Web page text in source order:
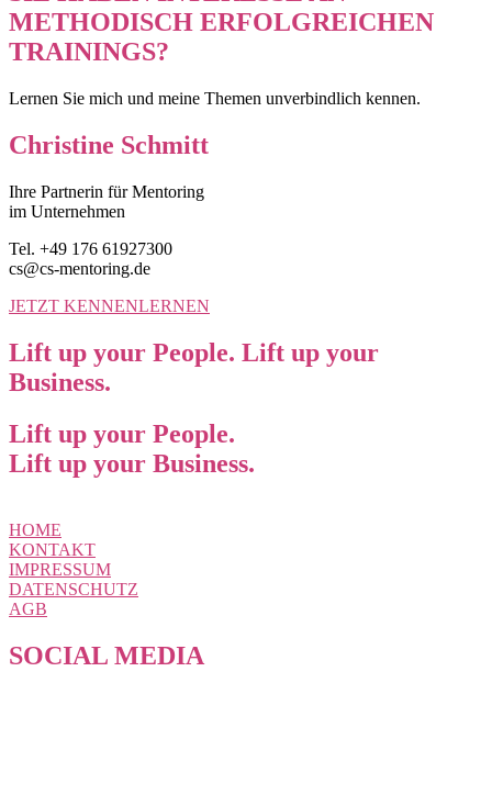
METHODISCH ERFOLGREICHEN
TRAININGS?
Lernen Sie mich und meine Themen unverbindlich kennen.
Christine Schmitt
Ihre Partnerin für Mentoring
im Unternehmen
Tel. +49 176 61927300
cs@cs-mentoring.de
JETZT KENNENLERNEN
Lift up your People. Lift up your
Business.
Lift up your People.
Lift up your Business.
HOME
KONTAKT
IMPRESSUM
DATENSCHUTZ
AGB
SOCIAL MEDIA